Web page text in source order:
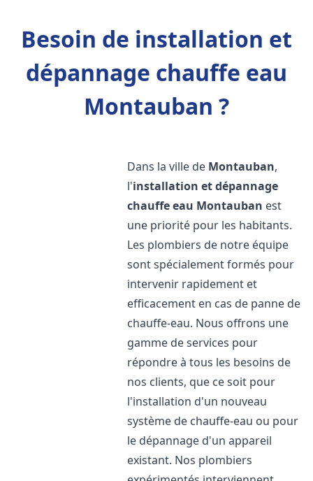
Besoin de installation et
dépannage chauffe eau
Montauban ?
Dans la ville de Montauban,
l'installation et dépannage
chauffe eau Montauban est
une priorité pour les habitants.
Les plombiers de notre équipe
sont spécialement formés pour
intervenir rapidement et
efficacement en cas de panne de
chauffe-eau. Nous offrons une
gamme de services pour
répondre à tous les besoins de
nos clients, que ce soit pour
l'installation d'un nouveau
système de chauffe-eau ou pour
le dépannage d'un appareil
existant. Nos plombiers